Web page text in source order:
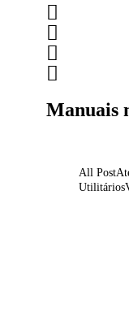
Manuais
All Post
Utilitários